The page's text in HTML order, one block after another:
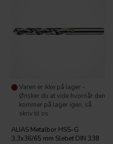
Varen er ikke på lager -
Ønsker du at vide hvornår den
kommer på lager igen, så
skriv til os
ALIAS Metalbor HSS-G
3,3x36/65 mm Slebet DIN 338